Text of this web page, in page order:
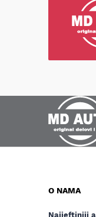
O NAMA
Najjeftiniji